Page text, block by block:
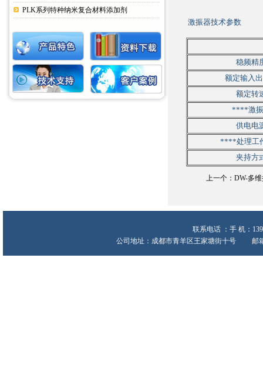
PLK系列特种纳米复合材料添加剂
激振器技术参数
稳频精
额定输入
额定转
****激
供电电
****处理工
夹持方
上一个： DW-多
联系电话 ：手 机：
公司地址：成都市青羊区王家塘街十号 邮